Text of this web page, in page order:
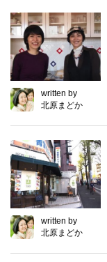
written by
北原まどか
written by
北原まどか